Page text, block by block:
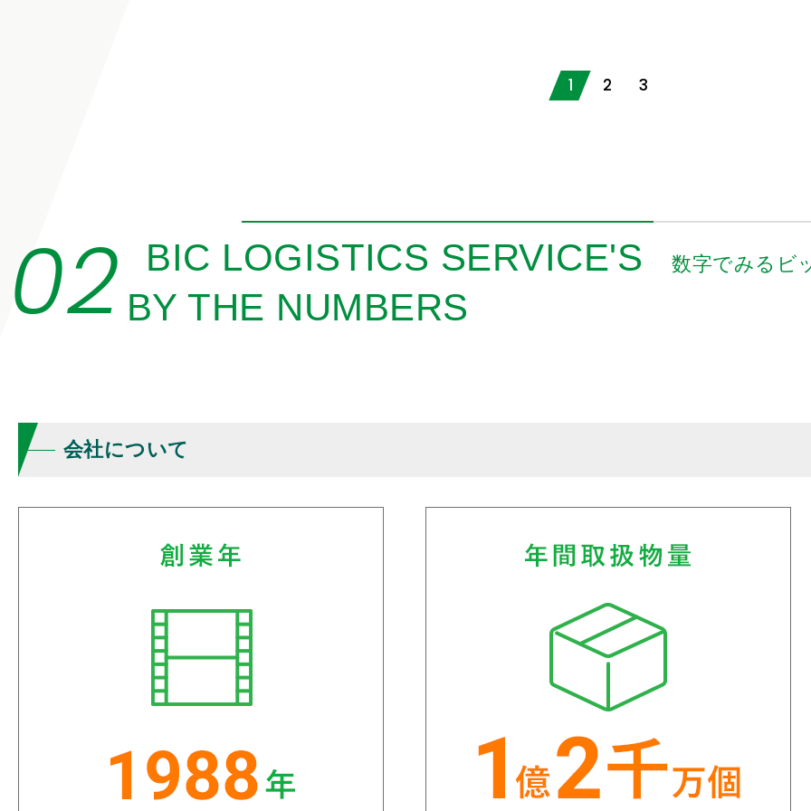
1 2 3
02
BIC LOGISTICS SERVICE'S
BY THE NUMBERS
数字でみるビ
会社について